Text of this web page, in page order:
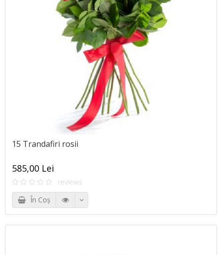
15 Trandafiri rosii
585,00 Lei
reviews
În Coş